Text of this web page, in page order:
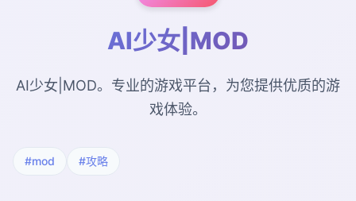
AI少女|MOD
AI少女|MOD。专业的游戏平台，为您提供优质的游
戏体验。
#mod #攻略